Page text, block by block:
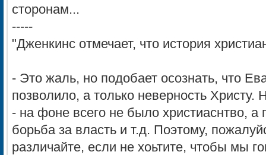
сторонам...
-----
"Дженкинс отмечает, что история
- Это жаль, но подобает осознать, что
позволило, а только неверность Христу.
- на фоне всего не было христиаснтво, а
борьба за власть и т.д. Поэтому,
различайте, если не хоьтите, чтобы мы